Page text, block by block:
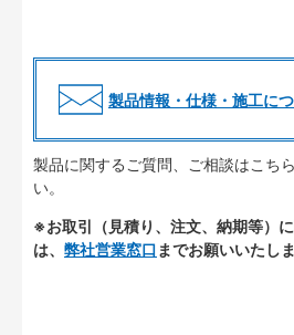
製品情報・仕様・施工に
製品に関するご質問、ご相談はこち
い。
※お取引（見積り、注文、納期等）
は、 弊社営業窓口 までお願いいたしま